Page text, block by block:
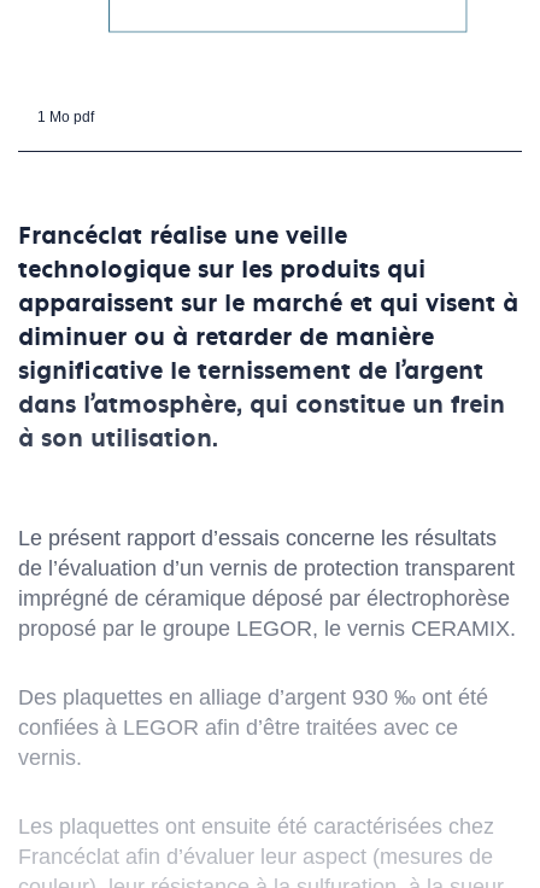
1 Mo pdf
Francéclat réalise une veille
technologique sur les produits qui
apparaissent sur le marché et qui visent à
diminuer ou à retarder de manière
significative le ternissement de l'argent
dans l'atmosphère, qui constitue un frein
à son utilisation.
Le présent rapport d’essais concerne les résultats
de l’évaluation d’un vernis de protection transparent
imprégné de céramique déposé par électrophorèse
proposé par le groupe LEGOR, le vernis CERAMIX.
Des plaquettes en alliage d’argent 930 ‰ ont été
confiées à LEGOR afin d’être traitées avec ce
vernis.
Les plaquettes ont ensuite été caractérisées chez
Francéclat afin d’évaluer leur aspect (mesures de